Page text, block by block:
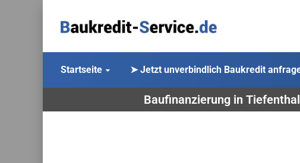
Startseite ➤ Jetzt unverbindlich Baukredit
Baufinanzierung in